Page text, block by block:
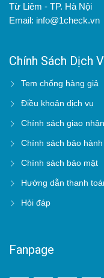
Từ Liêm - TP. Hà Nội
Email: info@1check.vn
Chính Sách Dịch
Tem chống hàng giả
Điều khoản dịch vụ
Chính sách giao
Chính sách bảo hành
Chính sách bảo mật
Hướng dẫn thanh
Hỏi đáp
Fanpage